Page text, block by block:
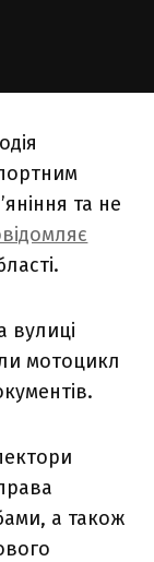
та не
вулиці
мотоцикл
а також